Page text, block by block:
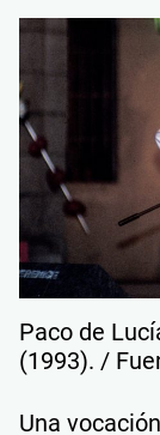
Paco de
(1993). /
Una